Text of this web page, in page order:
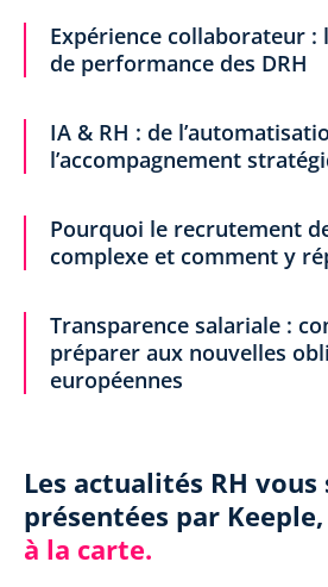
Expérience collaborateur :
de performance des DRH
IA & RH : de
l’accompagnement
Pourquoi le recrutement
complexe et comment y
Transparence salariale :
préparer aux nouvelles
européennes
Les actualités RH vous
présentées par Keeple,
à la carte.